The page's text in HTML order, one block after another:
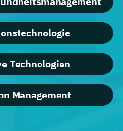
Technologien
Management